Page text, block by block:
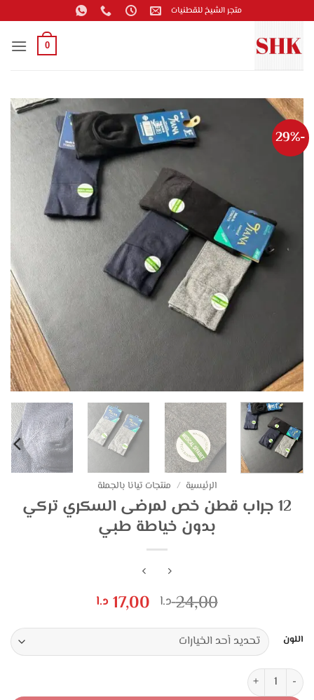
للمحتوى
متجر الشيخ للقطنيات
0
-29%
الرئيسية / منتجات تيانا بالجملة
12 جراب قطن خص لمرضى السكري تركي
بدون خياطة طبي
24,00 د.ا السعر
هو:
24,00 د.ا.
17,00 د.االسعر
هو:
17,00 د.ا.
اللون
كمية 12 جراب قطن خص لمرضى السكري تركي بدون خياطة طبي